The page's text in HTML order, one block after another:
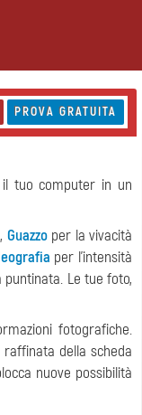
PROVA GRATUITA
tuo computer in un
Guazzoper la vivacità
per l'intensità
Le tue foto,
fotografiche.
della scheda
nuove possibilità